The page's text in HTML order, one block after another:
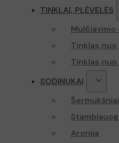
TINKLAI, PLĖVELĖS
Mulčiavimo
Tinklas
Tinklas
SODINUKAI
Šermukšniai
Aronija